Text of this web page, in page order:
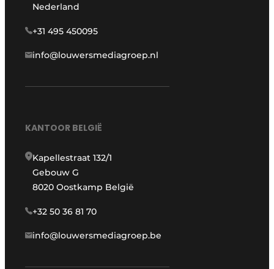
Nederland
+31 495 450095
info@louwersmediagroep.nl
KANTOOR BELGIË
Kapellestraat 132/1
Gebouw G
8020 Oostkamp België
+32 50 36 81 70
info@louwersmediagroep.be